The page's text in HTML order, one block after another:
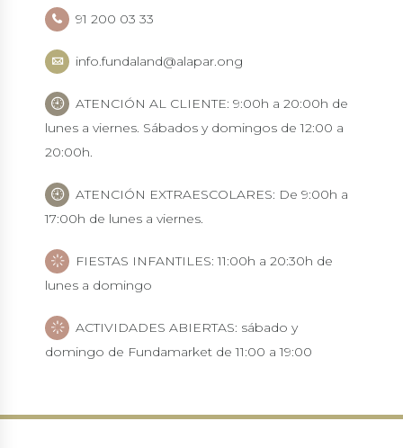
91 200 03 33
info.fundaland@alapar.ong
ATENCIÓN AL CLIENTE: 9:00h a 20:00h de
lunes a viernes. Sábados y domingos de 12:00 a
20:00h.
ATENCIÓN EXTRAESCOLARES: De 9:00h a
17:00h de lunes a viernes.
FIESTAS INFANTILES: 11:00h a 20:30h de
lunes a domingo
ACTIVIDADES ABIERTAS: sábado y
domingo de Fundamarket de 11:00 a 19:00